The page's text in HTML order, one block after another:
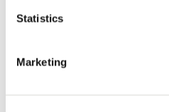
Statistics
Marketing